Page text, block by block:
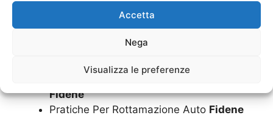
Accetta
Nega
Visualizza le preferenze
Fidene
Pratiche Di Cancellazione PRA Moto
Pratiche Di Cancellazione PRA Motorini
Fidene
Fidene
Pratiche Per Rottamazione Auto Fidene